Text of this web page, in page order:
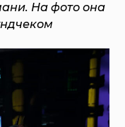
На фото она